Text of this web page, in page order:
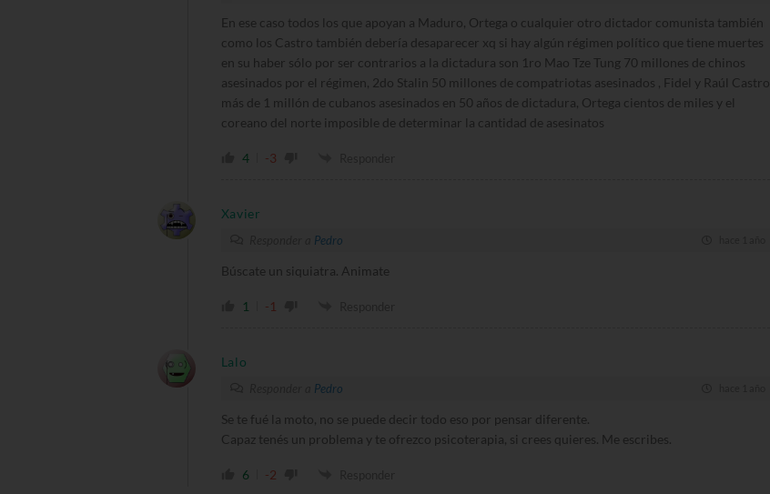
En ese caso todos los que apoyan a Maduro, Ortega o cualquier otro dictador comunista también
como los Castro también debería desaparecer xq si hay algún régimen político que tiene muertes
en su haber sólo por ser contrarios a la dictadura son 1ro Mao Tze Tung 70 millones de chinos
asesinados por el régimen, 2do Stalin 50 millones de compatriotas asesinados , Fidel y Raúl Castro
más de 1 millón de cubanos asesinados en 50 años de dictadura, Ortega cientos de miles y el
coreano del norte imposible de determinar la cantidad de asesinatos
4 -3
Xavier
Pedro
Búscate un siquiatra. Animate
1 -1
Lalo
Pedro
Se te fué la moto, no se puede decir todo eso por pensar diferente.
Capaz tenés un problema y te ofrezco psicoterapia, si crees quieres. Me escribes.
6 -2